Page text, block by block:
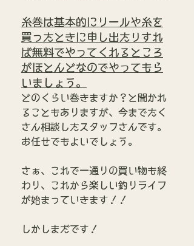
糸巻は基本的にリールや糸を
買ったときに申し出たりすれ
ば無料でやってくれるところ
がほとんどなのでやってもら
いましょう。
どのくらい巻きますか？と聞かれ
ることもありますが、今までたく
さん相談したスタッフさんです。
お任せでもよいでしょう。
さぁ、これで一通りの買い物も終
わり、これから楽しい釣りライフ
が始まっていきます！！
しかしまだです！